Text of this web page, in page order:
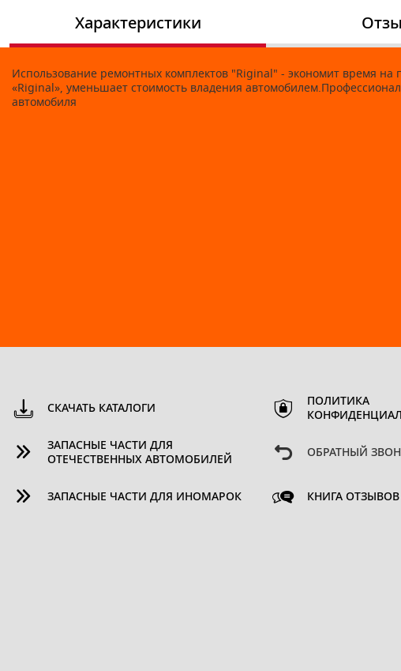
Характеристики
Использование ремонтных комплектов "Riginal" - экономит время
«Riginal», уменьшает стоимость владения
автомобиля
СКАЧАТЬ КАТАЛОГИ
ЗАПАСНЫЕ ЧАСТИ ДЛЯ
ОТЕЧЕСТВЕННЫХ АВТОМОБИЛЕЙ
ЗАПАСНЫЕ ЧАСТИ ДЛЯ ИНОМАРОК
ПОЛИТИКА
ОБРАТНЫЙ
КНИГА